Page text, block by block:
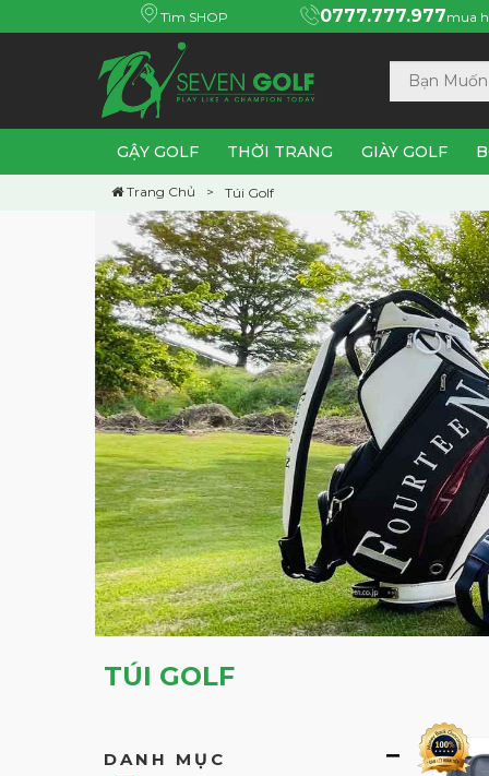
Tìm SHOP 0777.777.977mua
GẬY GOLF THỜI TRANG GIÀY GOLF
Trang Chủ Túi Golf
TÚI GOLF
DANH MỤC